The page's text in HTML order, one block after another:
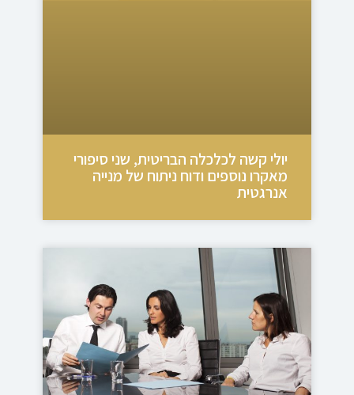
יולי קשה לכלכלה הבריטית, שני סיפורי
מאקרו נוספים ודוח ניתוח של מנייה
אנרגטית